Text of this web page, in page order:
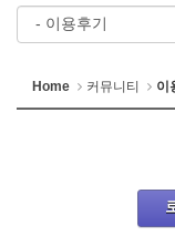
Home 커뮤니티 이